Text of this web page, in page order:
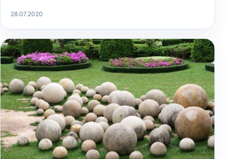
28.07.2020